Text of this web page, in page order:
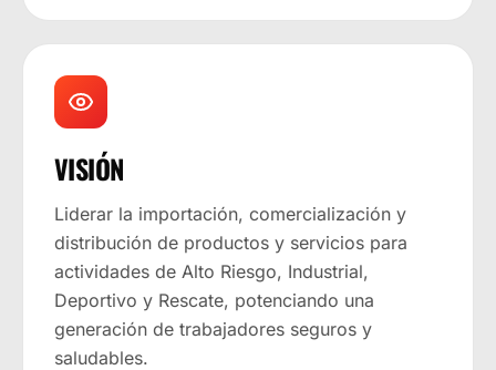
VISIÓN
Liderar la importación, comercialización y
distribución de productos y servicios para
actividades de Alto Riesgo, Industrial,
Deportivo y Rescate, potenciando una
generación de trabajadores seguros y
saludables.